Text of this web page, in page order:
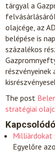
tárgyal a
olajcége, az
belépése is
százalékos
részvényeinek
The post
stratégiai
Milliárdokat
Egyelőre